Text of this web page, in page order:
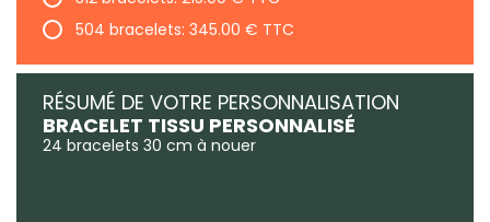
504 bracelets: 345.00 € TTC
RÉSUMÉ DE VOTRE PERSONNALISATION
BRACELET TISSU PERSONNALISÉ
24 bracelets 30 cm à nouer